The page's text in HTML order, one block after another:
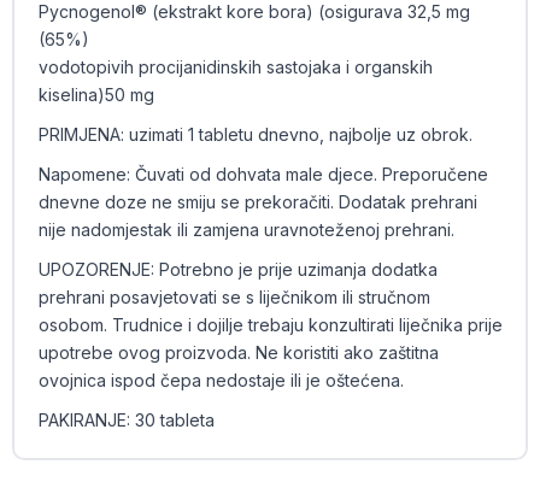
Pycnogenol® (ekstrakt kore bora) (osigurava 32,5 mg
(65%)
vodotopivih procijanidinskih sastojaka i organskih
kiselina)50 mg
PRIMJENA: uzimati 1 tabletu dnevno, najbolje uz obrok.
Napomene: Čuvati od dohvata male djece. Preporučene
dnevne doze ne smiju se prekoračiti. Dodatak prehrani
nije nadomjestak ili zamjena uravnoteženoj prehrani.
UPOZORENJE: Potrebno je prije uzimanja dodatka
prehrani posavjetovati se s liječnikom ili stručnom
osobom. Trudnice i dojilje trebaju konzultirati liječnika prije
upotrebe ovog proizvoda. Ne koristiti ako zaštitna
ovojnica ispod čepa nedostaje ili je oštećena.
PAKIRANJE: 30 tableta